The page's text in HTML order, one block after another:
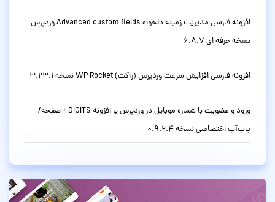
افزونه فارسی مدیریت زمینه دلخواه Advanced custom fields وردپرس
نسخه حرفه ای 6.8.7
افزونه فارسی افزایش سرعت وردپرس (راکت) WP Rocket نسخه 3.23.1
ورود و عضویت با شماره موبایل در وردپرس با افزونه DIGITS + صفحه/
پاپ‌آپ اختصاصی نسخه 0.9.2.4